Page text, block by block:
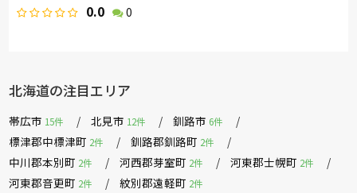
0.0 0
北海道の注目エリア
帯広市 15件 北見市 12件 釧路市 6件
標津郡中標津町 2件 釧路郡釧路町 2件
中川郡本別町 2件 河西郡芽室町 2件 河東郡士幌町 2件
河東郡音更町 2件 紋別郡遠軽町 2件